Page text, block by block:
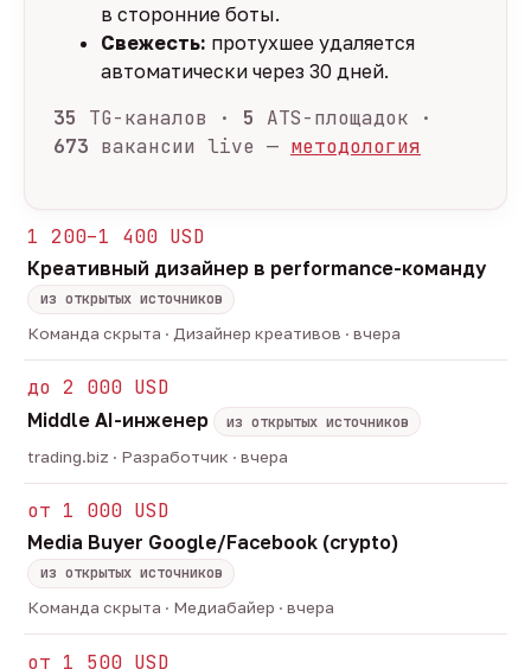
в сторонние боты.
Свежесть: протухшее удаляется
автоматически через 30 дней.
35 TG-каналов · 5 ATS-площадок ·
673 вакансии live — методология
1 200–1 400 USD
Креативный дизайнер в performance-команду
из открытых источников
Команда скрыта · Дизайнер креативов · вчера
до 2 000 USD
Middle AI-инженер
из открытых источников
trading.biz · Разработчик · вчера
от 1 000 USD
Media Buyer Google/Facebook (crypto)
из открытых источников
Команда скрыта · Медиабайер · вчера
от 1 500 USD